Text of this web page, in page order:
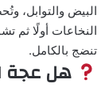
البيض والتوابل،
النخاعات أولًا ثم
تنضج بالكامل.
هل عجة